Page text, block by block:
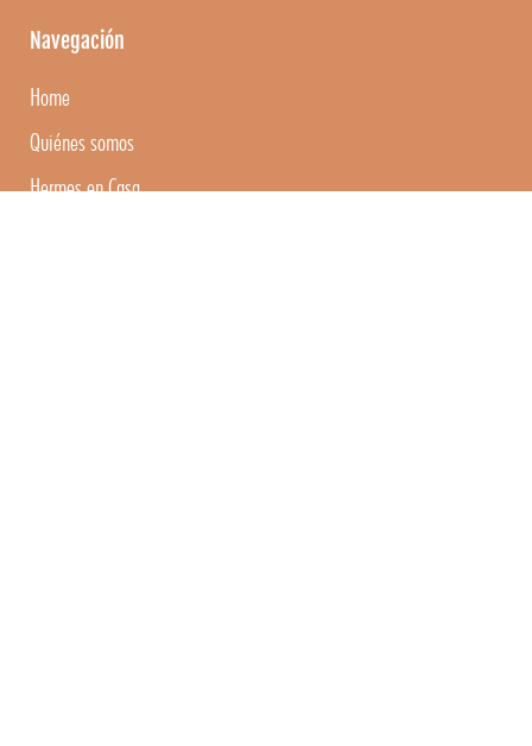
Navegación
Home
Quiénes somos
Hermes en Casa